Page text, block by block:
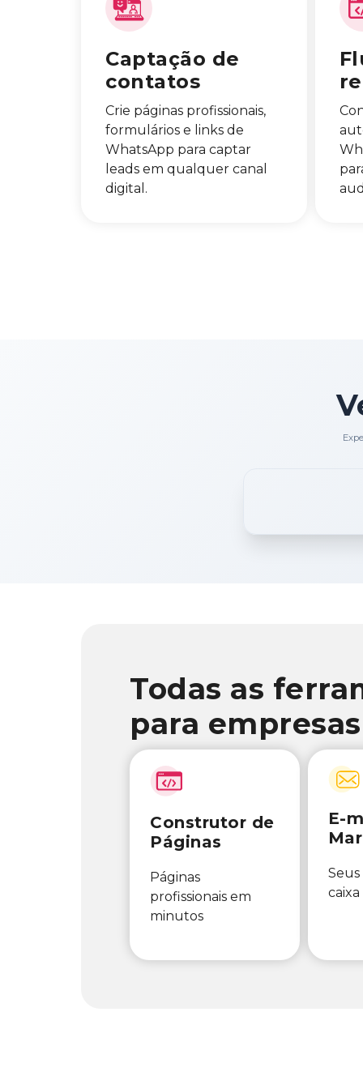
Captação de
contatos
Crie páginas profissionais,
formulários e links de
WhatsApp para captar
leads em qualquer canal
digital.
Todas as
para
Construtor de
Páginas
Páginas
profissionais em
minutos
E-
Seus